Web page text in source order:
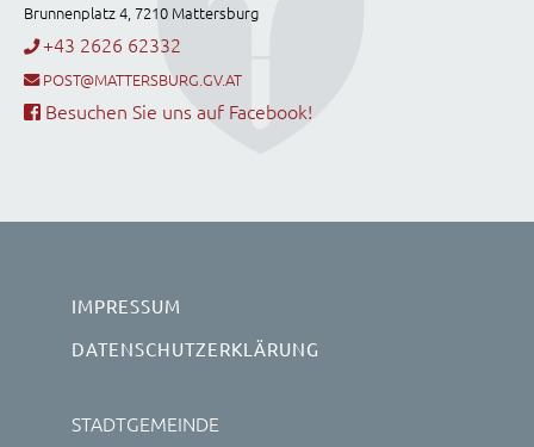
Brunnenplatz 4, 7210 Mattersburg
+43 2626 62332
POST@MATTERSBURG.GV.AT
Besuchen Sie uns auf Facebook!
IMPRESSUM
DATENSCHUTZERKLÄRUNG
STADTGEMEINDE